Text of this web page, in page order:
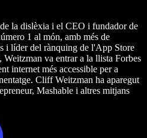
la dislèxia i el CEO i fundador de
1 al món, amb més de
i líder del rànquing de l'App Store
va entrar a la llista Forbes
internet més accessible per a
Cliff Weitzman ha aparegut
Mashable i altres mitjans